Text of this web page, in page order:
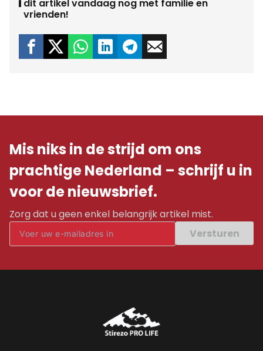
dit artikel vandaag nog met familie en
vrienden!
Mis niks in de strijd om ons
prachtige Nederland – schrijf u in
voor de nieuwsbrief.
Zorg dat u geen enkel belangrijk artikel mist.
Versturen